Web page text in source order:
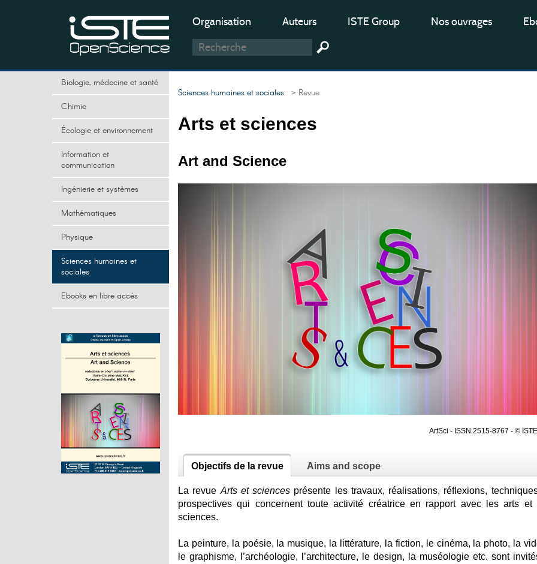
Organisation Auteurs ISTE Group Nos ouvrages
Biologie, médecine et santé
Chimie
Écologie et environnement
Information et
communication
Ingénierie et systèmes
Mathématiques
Physique
Sciences humaines et
sociales
Ebooks en libre accès
Sciences humaines et sociales > Revue
Arts et sciences
Art and Science
ArtSci - ISSN 2515-8767 - ©
Objectifs de la revue Aims and scope
La revue Arts et sciences présente les travaux, réalisations, réflexions,
prospectives qui concernent toute activité créatrice en rapport avec les arts et
sciences.
La peinture, la poésie, la musique, la littérature, la fiction, le cinéma, la photo, la
le graphisme, l’archéologie, l’architecture, le design, la muséologie etc. sont